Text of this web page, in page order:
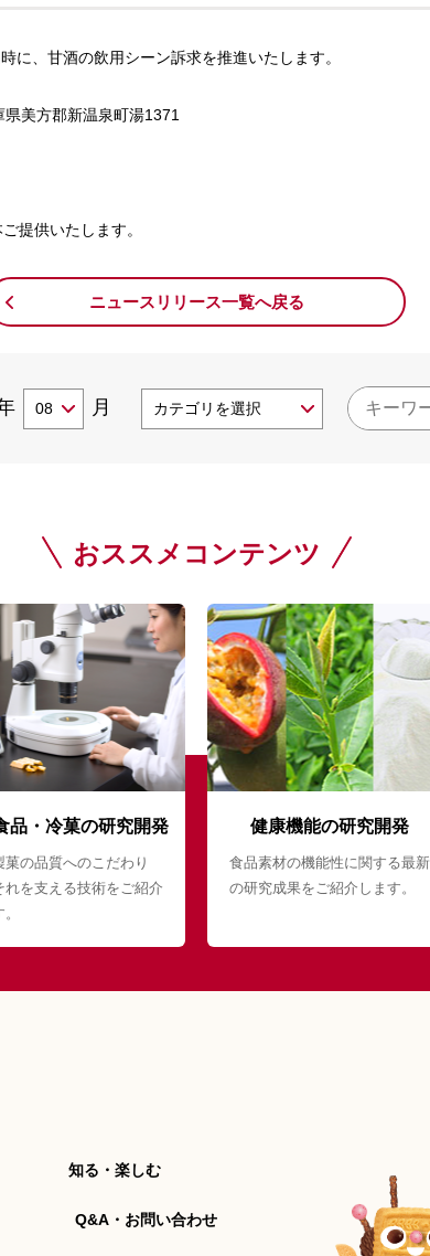
に、甘酒の飲用シーン訴求を推進いたします。
県美方郡新温泉町湯1371
提供いたします。
ニュースリリース一覧へ戻る
月
おススメコンテンツ
品・冷菓の研究開発
菓の品質へのこだわり
れを支える技術をご紹介
健康機能の研究開発
食品素材の機能性に関する最新
の研究成果をご紹介します。
知る・楽しむ
Q&A・お問い合わせ